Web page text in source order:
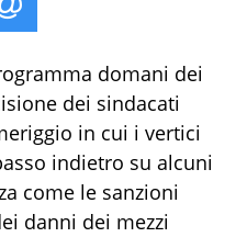
domani dei
dei sindacati
in cui i vertici
indietro su alcuni
come le sanzioni
danni dei mezzi